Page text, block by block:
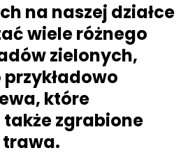
na naszej działce
wiele różnego
zielonych,
które
zgrabione
trawa.